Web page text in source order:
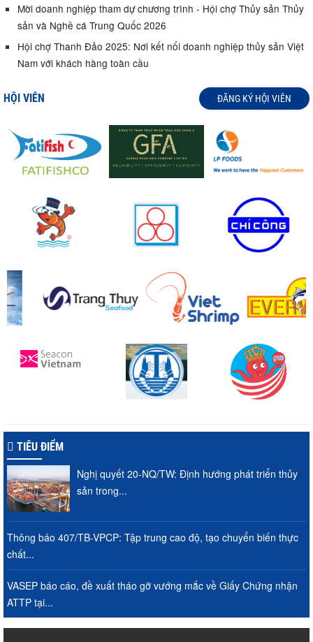
Mời doanh nghiệp tham dự chương trình - Hội chợ Thủy sản Thủy
sản và Nghề cá Trung Quốc 2026
Hội chợ Thanh Đảo 2025: Nơi kết nối doanh nghiệp thủy sản Việt
Nam với khách hàng toàn cầu
HỘI VIÊN ĐĂNG KÝ HỘI VIÊN
TIÊU ĐIỂM
Nghị quyết 20-NQ/TW: Định hướng phát triển thủy
sản trong...
Thông báo 407/TB-VPCP: Tập trung cao độ, tạo chuyển biến thực
chất...
VASEP báo cáo, đề xuất tháo gỡ vướng mắc về Giấy Chứng nhận
ATTP tại...